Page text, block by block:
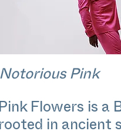
Notorious Pink
Pink Flowers is a
rooted in ancient